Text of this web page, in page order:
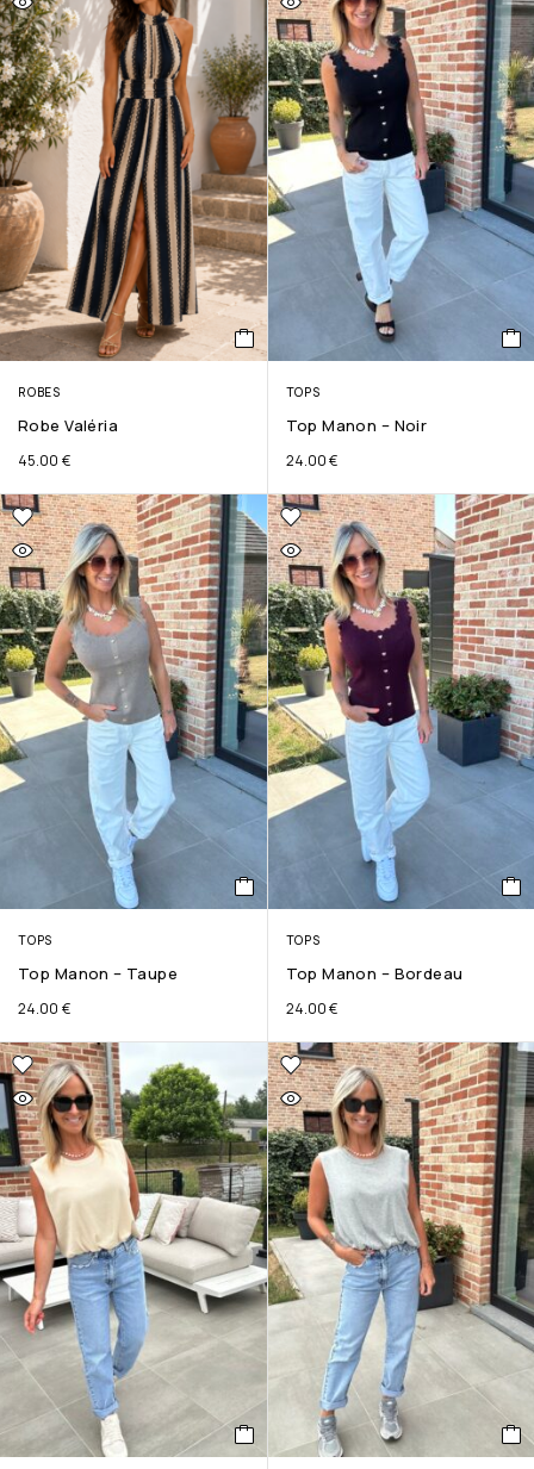
ROBES
Robe Valéria
45.00 €
TOPS
Top Manon – Noir
24.00€
TOPS
Top Manon – Taupe
24.00 €
TOPS
Top Manon – Bordeau
24.00€